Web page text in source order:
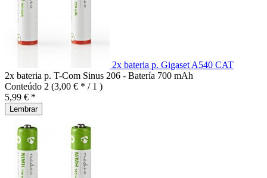
2x bateria p. Gigaset A540 CAT
2x bateria p. T-Com Sinus 206 - Batería 700 mAh
Conteúdo 2 (3,00 € * / 1 )
5,99 € *
Lembrar